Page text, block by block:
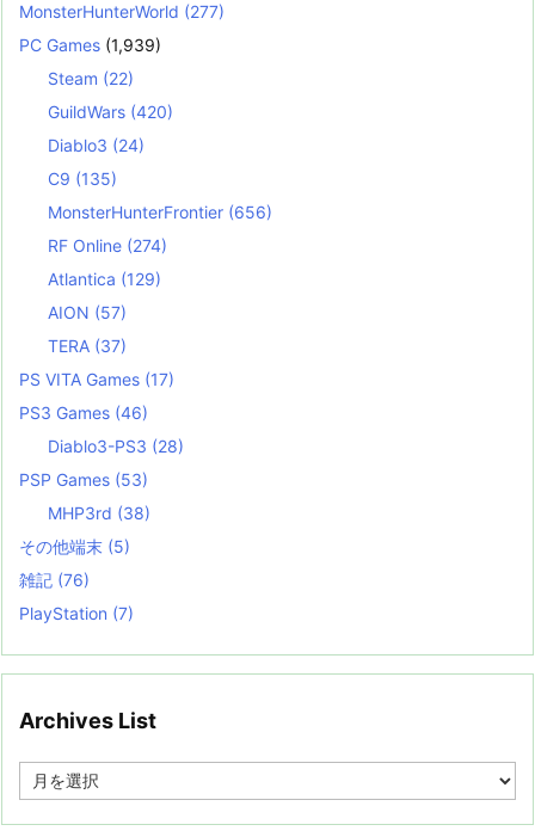
MonsterHunterWorld (277)
PC Games (1,939)
Steam (22)
GuildWars (420)
Diablo3 (24)
C9 (135)
MonsterHunterFrontier (656)
RF Online (274)
Atlantica (129)
AION (57)
TERA (37)
PS VITA Games (17)
PS3 Games (46)
Diablo3-PS3 (28)
PSP Games (53)
MHP3rd (38)
その他端末 (5)
雑記 (76)
PlayStation (7)
Archives List